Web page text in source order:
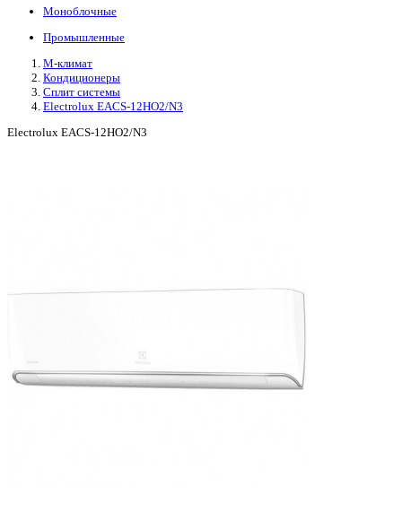
Моноблочные
Промышленные
М-климат
Кондиционеры
Сплит системы
Electrolux EACS-12HO2/N3
Electrolux EACS-12HO2/N3